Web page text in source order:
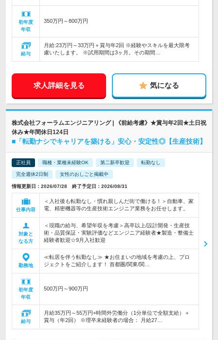
初年度
年収
350万円～800万円
給与
月給:23万円～33万円＋賞与年2回 ※経験やスキルを最大限考
慮いたします。 ※試用期間は3ヶ月。その期間…
求人詳細を見る 気になる
株式会社フォーラムエンジニアリング | 《前給考慮》★賞与年2回★土日祝
休み★年間休日124日
■「転勤ナシでキャリアを築ける」安心・安定性◎【生産技術】
正社員 職種・業種未経験OK 第二新卒歓迎 転勤なし
完全週休2日制 女性のおしごと掲載中
情報更新日：2026/07/28 終了予定日：2026/08/31
仕事内容
＜入社後も転勤なし・慣れ親しんだ街で働ける！＞自動車、家
電、精密機器等の生産技術エンジニア業務をお任せします。
対象と
なる方
＜現職の給与、希望年収を考慮＞高卒以上/設計開発・生産技
術・品質保証・実験評価などエンジニア経験者★製造・整備士
経験者歓迎☆9月入社歓迎
勤務地
≪転居を伴う転勤なし≫ ★お住まいの地域を考慮の上、プロ
ジェクトをご紹介します！ 首都圏/関東/関…
初年度
年収
500万円～900万円
給与
月給35万円～55万円+時間外労働分（1分単位で全額支給）＋
賞与（年2回） ※理卒未経験者の場合： 月給27…